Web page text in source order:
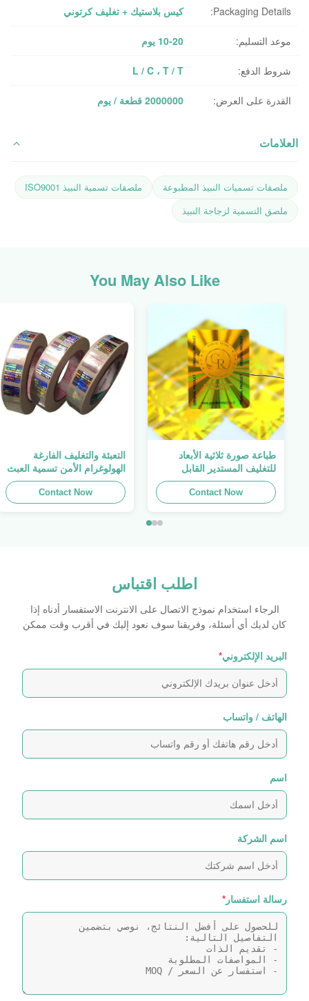
Packaging Details: كيس بلاستيك + تغليف كرتوني
موعد التسليم: 10-20 يوم
شروط الدفع: L / C ، T / T
القدرة على العرض: 2000000 قطعة / يوم
العلامات
ملصقات تسميات النبيذ المطبوعة
ملصقات تسمية النبيذ ISO9001
ملصق التسمية لزجاجة النبيذ
You May Also Like
طباعة صورة ثلاثية الأبعاد
للتغليف المستدير القابل
للطباعة ، الملصق الأصلي ،
صفائح لاصقة ذاتية اللصق
Contact Now
التعبئة والتغليف الفارغة
الهولوغرام الأمن تسمية العبث
واضح ملصق الهولوغرام شعار
الليزر
Contact Now
اطلب اقتباس
الرجاء استخدام نموذج الاتصال على الانترنت الاستفسار أدناه إذا
كان لديك أي أسئلة، وفريقنا سوف نعود إليك في أقرب وقت ممكن
البريد الإلكتروني*
الهاتف / واتساب
اسم
اسم الشركة
رسالة استفسار *